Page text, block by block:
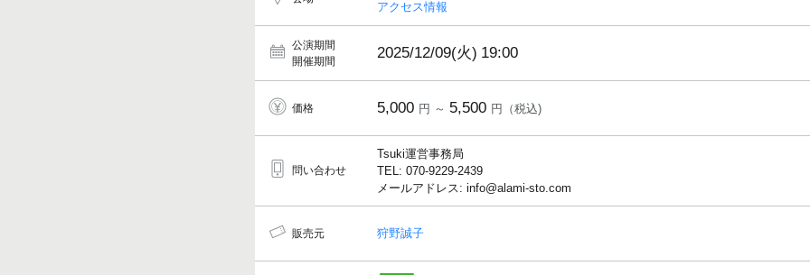
アクセス情報
公演期間
開催期間
2025/12/09(火) 19:00
価格 5,000 円 ～ 5,500 円（税込)
問い合わせ
Tsuki運営事務局
TEL: 070-9229-2439
メールアドレス: info@alami-sto.com
販売元 狩野誠子